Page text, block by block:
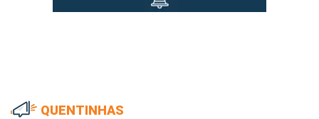
QUENTINHAS